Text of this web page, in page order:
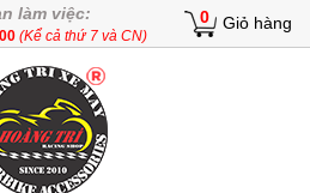
làm việc:
(Kể cả thứ 7 và CN)
0 Giỏ hàng